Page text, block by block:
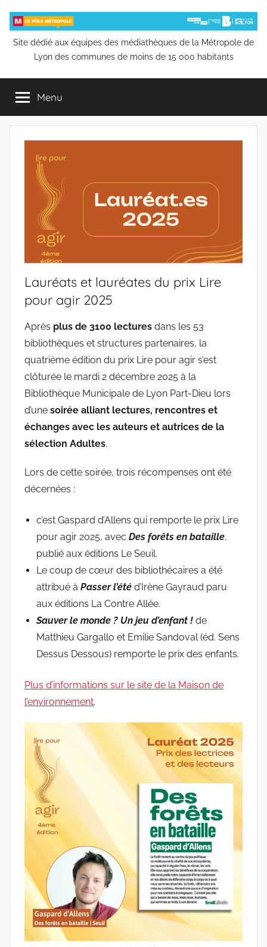
contenu
Pôle
Métropole
de
la
Bibliothèque
municipale
Lyon
Site dédié aux équipes des médiathèques de la Métropole de
Lyon des communes de moins de 15 000 habitants
Menu
Lauréats et lauréates du prix Lire
pour agir 2025
Après plus de 3100 lectures dans les 53
bibliothèques et structures partenaires, la
quatrième édition du prix Lire pour agir s’est
clôturée le mardi 2 décembre 2025 à la
Bibliothèque Municipale de Lyon Part-Dieu lors
d’une soirée alliant lectures, rencontres et
échanges avec les auteurs et autrices de la
sélection Adultes.
Lors de cette soirée, trois récompenses ont été
décernées :
c’est Gaspard d’Allens qui remporte le prix Lire
pour agir 2025, avec Des forêts en bataille,
publié aux éditions Le Seuil.
Le coup de cœur des bibliothécaires a été
attribué à Passer l’été d’Irène Gayraud paru
aux éditions La Contre Allée.
Sauver le monde ? Un jeu d’enfant ! de
Matthieu Gargallo et Emilie Sandoval (éd. Sens
Dessus Dessous) remporte le prix des enfants.
Plus d’informations sur le site de la Maison de
l’environnement.